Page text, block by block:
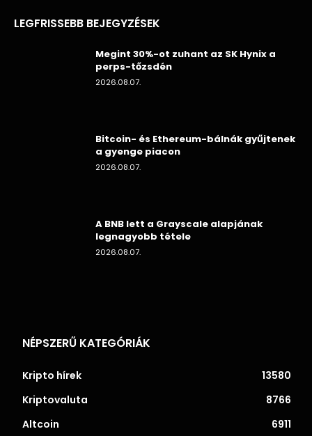
LEGFRISSEBB BEJEGYZÉSEK
Megint 30%-ot zuhant az SK Hynix a
perps-tőzsdén
2026.08.07.
Bitcoin- és Ethereum-bálnák gyűjtenek
a gyenge piacon
2026.08.07.
A BNB lett a Grayscale alapjának
legnagyobb tétele
2026.08.07.
NÉPSZERŰ KATEGÓRIÁK
Kripto hírek
13580
Kriptovaluta
8766
Altcoin
6911